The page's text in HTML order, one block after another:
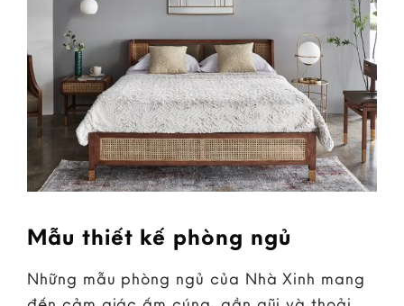
Mẫu thiết kế phòng ngủ
Những mẫu phòng ngủ của Nhà Xinh mang